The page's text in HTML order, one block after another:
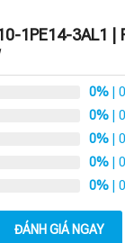
1PE14-3AL1 |
0% |
0% |
0% |
0% |
0% |
ĐÁNH GIÁ NGAY